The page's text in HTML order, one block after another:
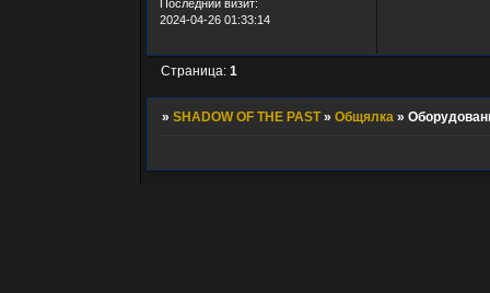
Последний визит:
2024-04-26 01:33:14
Страница: 1
» SHADOW OF THE PAST » Общялка »